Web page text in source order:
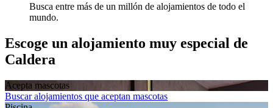
Busca entre más de un millón de alojamientos de todo el
mundo.
Escoge un alojamiento muy especial de
Caldera
Acepta mascotas
Buscar alojamientos que aceptan mascotas